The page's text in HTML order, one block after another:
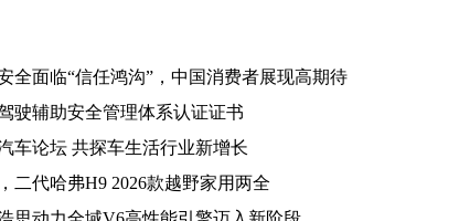
全面临“信任鸿沟”，中国消费者展现高期待
驶辅助安全管理体系认证证书
车论坛 共探车生活行业新增长
二代哈弗H9 2026款越野家用两全